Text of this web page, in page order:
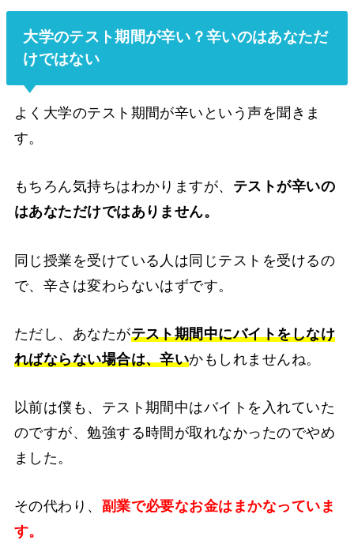
大学のテスト期間が辛い？辛いのはあなただ
けではない
よく大学のテスト期間が辛いという声を聞きま
す。
もちろん気持ちはわかりますが、 テストが辛いの
はあなただけではありません。
同じ授業を受けている人は同じテストを受けるの
で、辛さは変わらないはずです。
ただし、あなたがテスト期間中にバイトをしなけ
ればならない場合は、辛いかもしれませんね。
以前は僕も、テスト期間中はバイトを入れていた
のですが、勉強する時間が取れなかったのでやめ
ました。
その代わり、 副業で必要なお金はまかなっていま
す。